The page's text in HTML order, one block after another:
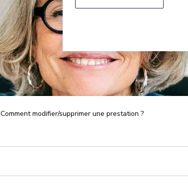
Comment modifier/supprimer une prestation ?